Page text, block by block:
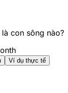
con sông nào?
Ví dụ thực tế